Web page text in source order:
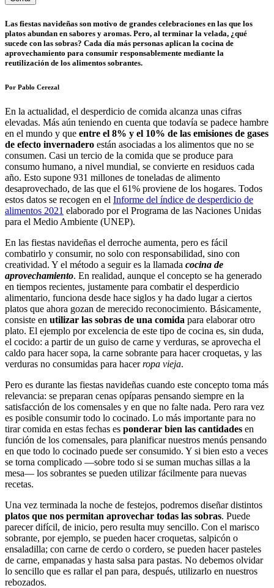
Las fiestas navideñas son motivo de grandes celebraciones en las que los
platos abundan en sabores y aromas. Pero, al terminar la velada, ¿qué
sucede con las sobras? Cada día más personas aplican la cocina de
aprovechamiento para consumir responsablemente mediante la
reutilización de los alimentos sobrantes.
Por Pablo Cerezal
En la actualidad, el desperdicio de comida alcanza unas cifras
elevadas. Más aún teniendo en cuenta que todavía se padece hambre
en el mundo y que entre el 8% y el 10% de las emisiones de gases
de efecto invernadero están asociadas a los alimentos que no se
consumen. Casi un tercio de la comida que se produce para
consumo humano, a nivel mundial, se convierte en residuos cada
año. Esto supone 931 millones de toneladas de alimento
desaprovechado, de las que el 61% proviene de los hogares. Todos
estos datos se recogen en el Informe del índice de desperdicio de
alimentos 2021 elaborado por el Programa de las Naciones Unidas
para el Medio Ambiente (UNEP).
En las fiestas navideñas el derroche aumenta, pero es fácil
combatirlo y consumir, no solo con responsabilidad, sino con
creatividad. Y el método a seguir es la llamada cocina de
aprovechamiento. En realidad, aunque el concepto se ha generado
en tiempos recientes, justamente para combatir el desperdicio
alimentario, funciona desde hace siglos y ha dado lugar a ciertos
platos que ahora gozan de merecido reconocimiento. Básicamente,
consiste en utilizar las sobras de una comida para elaborar otro
plato. El ejemplo por excelencia de este tipo de cocina es, sin duda,
el cocido: a partir de un guiso de carne y verduras, se aprovecha el
caldo para hacer sopa, la carne sobrante para hacer croquetas, y las
verduras no consumidas para hacerropa vieja.
Pero es durante las fiestas navideñas cuando este concepto toma más
relevancia: se preparan cenas opíparas pensando siempre en la
satisfacción de los comensales y en que no falte nada. Pero rara vez
es posible consumir todo lo cocinado. Lo más importante para no
tirar comida en estas fechas es ponderar bien las cantidades en
función de los comensales, para planificar nuestros menús pensando
en que todo lo cocinado puede ser consumido. Y si bien esto a veces
se torna complicado —sobre todo si se suman muchas sillas a la
mesa— los sobrantes se pueden utilizar fácilmente para nuevas
recetas.
Una vez terminada la noche de festejos, podremos diseñar distintos
platos que nos permitan aprovechar todas las sobras. Puede
parecer difícil, de inicio, pero resulta muy sencillo. Con el marisco
sobrante, por ejemplo, se pueden hacer croquetas, salpicón o
ensaladilla; con carne de cerdo o cordero, se pueden hacer pasteles
de carne, empanadas y hasta salsa para pastas. No debemos olvidar
lo sencillo que es rallar el pan para, después, utilizarlo en nuestros
rebozados.